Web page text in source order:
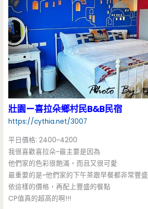
壯園—喜拉朵鄉村民B&B民宿
https://cythia.net/3007
平日價格: 2400~4200
我很喜歡喜拉朵~最主要是因為
他們家的色彩很飽滿，而且又很可愛
最重要的是~他們家的下午茶跟早餐都非常豐盛
依這樣的價格，再配上豐盛的餐點
CP值真的超高的啊!!!